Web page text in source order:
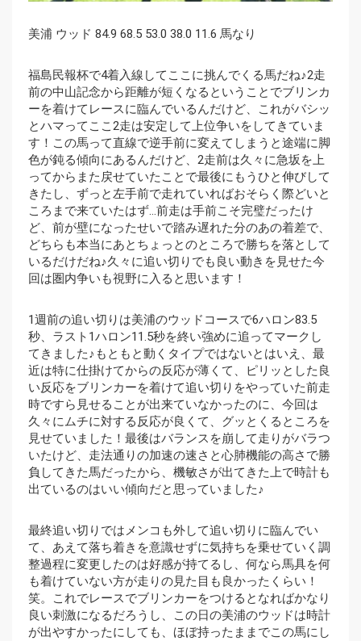
美浦 ウッド 84.9 68.5 53.0 38.0 11.6 馬なり
福島民報杯で4着入線してここに挑んでくる馬だね♪2走
前の中山記念から距離が短くなるということでブリンカ
ーを着けてレースに臨んでいるんだけど、これがバシッ
とハマってここ2走は安定して上位争いをしてきていま
す！この馬って直線で逆手前に変えてしまうと途端に脚
色が鈍る傾向にあるんだけど、2走前は久々に急坂を上
ってからまた戻せていたことで最後にもうひと伸びして
きたし、ずっと左手前で走れていればおそらく際どいと
ころまで来ていたはず…前走は手前こそ完璧だったけ
ど、前が壁になったせいで踏み遅れた分のあの着差で、
どちらも本当にあとちょっとのところで勝ちを落として
いるだけだね♪久々に追い切りでも良い動きを見せた今
回は圏内争いも視野に入ると思います！
1週前の追い切りは美浦のウッドコースで6ハロン83.5
秒、ラスト1ハロン11.5秒を終い強めに追ってマークし
てきました♪もともと動くタイプではないとはいえ、最
近は特に仕掛けてからの反応が薄くて、ピリッとした良
い反応をブリンカーを着けて追い切りをやっていた前走
時ですら見せることが出来ていなかったのに、今回は
久々にムチに対する反応が良くて、グッとくるところを
見せていました！最後はバランスを崩して走りがバラつ
いたけど、走法通りの加速の速さと心肺機能の高さで勝
負してきた馬だったから、機敏さが出てきた上で時計も
出ているのはいい傾向だと思っていました♪
最終追い切りではメンコも外して追い切りに臨んでい
て、あえて落ち着きを意識せずに気持ちを乗せていく調
整過程に変更したのは好感が持てるし、何なら馬具を何
も着けていない方が走りの見た目も良かったくらい！
笑。これでレースでブリンカーをつけるとなればかなり
良い刺激になるだろうし、この日の美浦のウッドは時計
が出やすかったにしても、ほぼ持ったままでこの馬にし